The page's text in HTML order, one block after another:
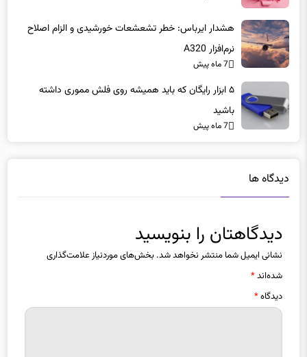
هشدار ایرباس: خطر تشعشعات خورشیدی و الزام اصلاح
نرم‌افزار A320
7 ماه پیش
۵ ابزار رایگان که باید همیشه روی فلش مموری داشته
باشید
7 ماه پیش
دیدگاه ها
دیدگاهتان را بنویسید
نشانی ایمیل شما منتشر نخواهد شد. بخش‌های موردنیاز علامت‌گذاری
شده‌اند*
دیدگاه*